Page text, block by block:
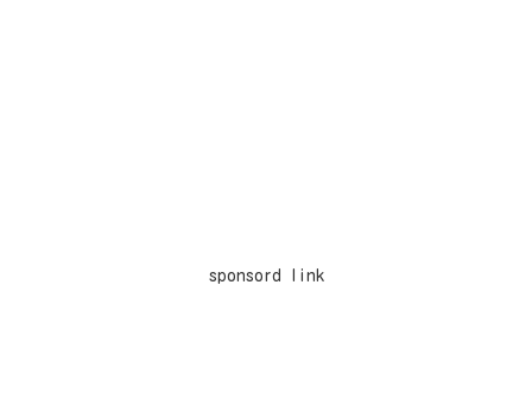
sponsord link